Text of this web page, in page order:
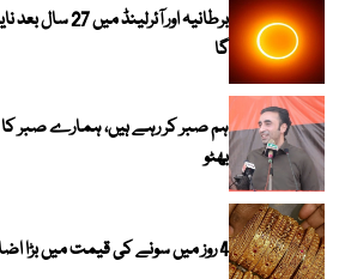
برطانیہ اور
گا
ہم صبر کر رہے ہیں، ہمارے صبر کا
بھٹو
4 روز میں سونے کی قیمت میں بڑا اضافہ